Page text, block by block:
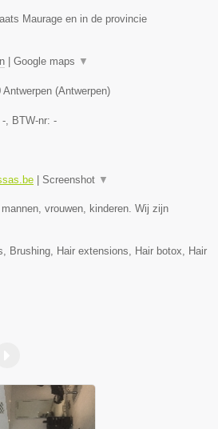
Maurage en in de provincie
| Google maps ▼
Antwerpen (Antwerpen)
- , BTW-nr: -
| Screenshot ▼
vrouwen, kinderen. Wij zijn
Brushing, Hair extensions, Hair botox, Hair